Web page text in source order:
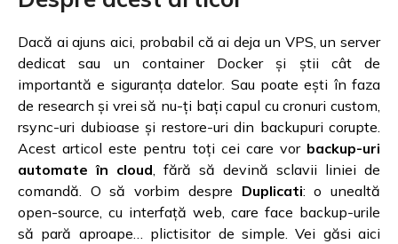
Dacă ai ajuns aici, probabil că ai deja un VPS, un server
dedicat sau un container Docker și știi cât de
importantă e siguranța datelor. Sau poate ești în faza
de research și vrei să nu-ți bați capul cu cronuri custom,
rsync-uri dubioase și restore-uri din backupuri corupte.
Acest articol este pentru toți cei care vor backup-uri
automate în cloud, fără să devină sclavii liniei de
comandă. O să vorbim despre Duplicati: o unealtă
open-source, cu interfață web, care face backup-urile
să pară aproape… plictisitor de simple. Vei găsi aici